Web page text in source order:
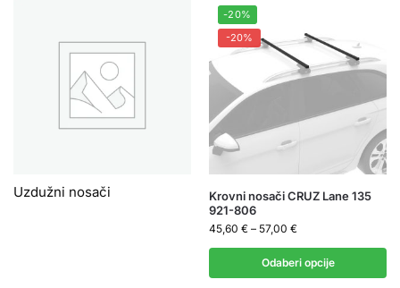
Uzdužni nosači
-20%
-20%
Krovni nosači CRUZ Lane 135
921-806
45,60 € – 57,00 €
Odaberi opcije